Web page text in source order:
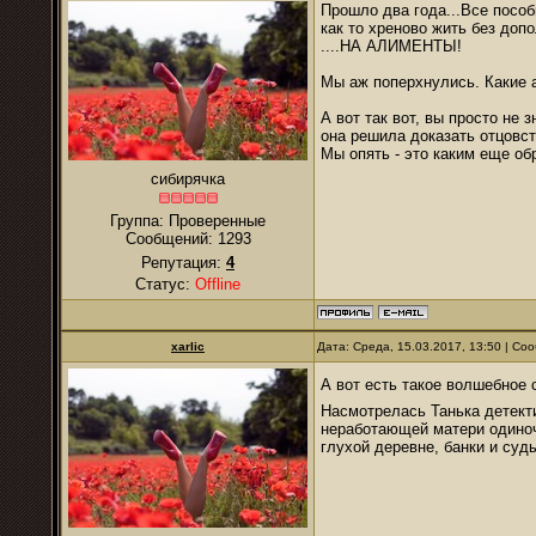
сибирячка
Группа: Проверенные
Сообщений: 1293
Репутация: 4
Статус: Offline
Прошло два года...Все
как то хреново жить без
....НА АЛИМЕНТЫ!
Мы аж поперхнулись. Какие
А вот так вот, вы просто не
она решила доказать
Мы опять - это каким еще
xarlic Дата: Среда, 15.03.2017, 13:50 |
А вот есть такое волшебное
Насмотрелась Танька
неработающей матери
глухой деревне, банки и